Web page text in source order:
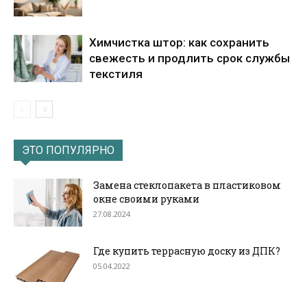
Химчистка штор: как сохранить
свежесть и продлить срок службы
текстиля
ЭТО ПОПУЛЯРНО
Замена стеклопакета в пластиковом
окне своими руками
27.08.2024
Где купить террасную доску из ДПК?
05.04.2022